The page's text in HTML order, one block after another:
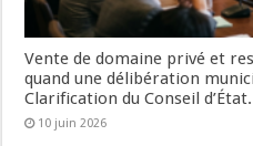
Vente de domaine privé et
quand une délibération
Clarification du Conseil d’État.
10 juin 2026